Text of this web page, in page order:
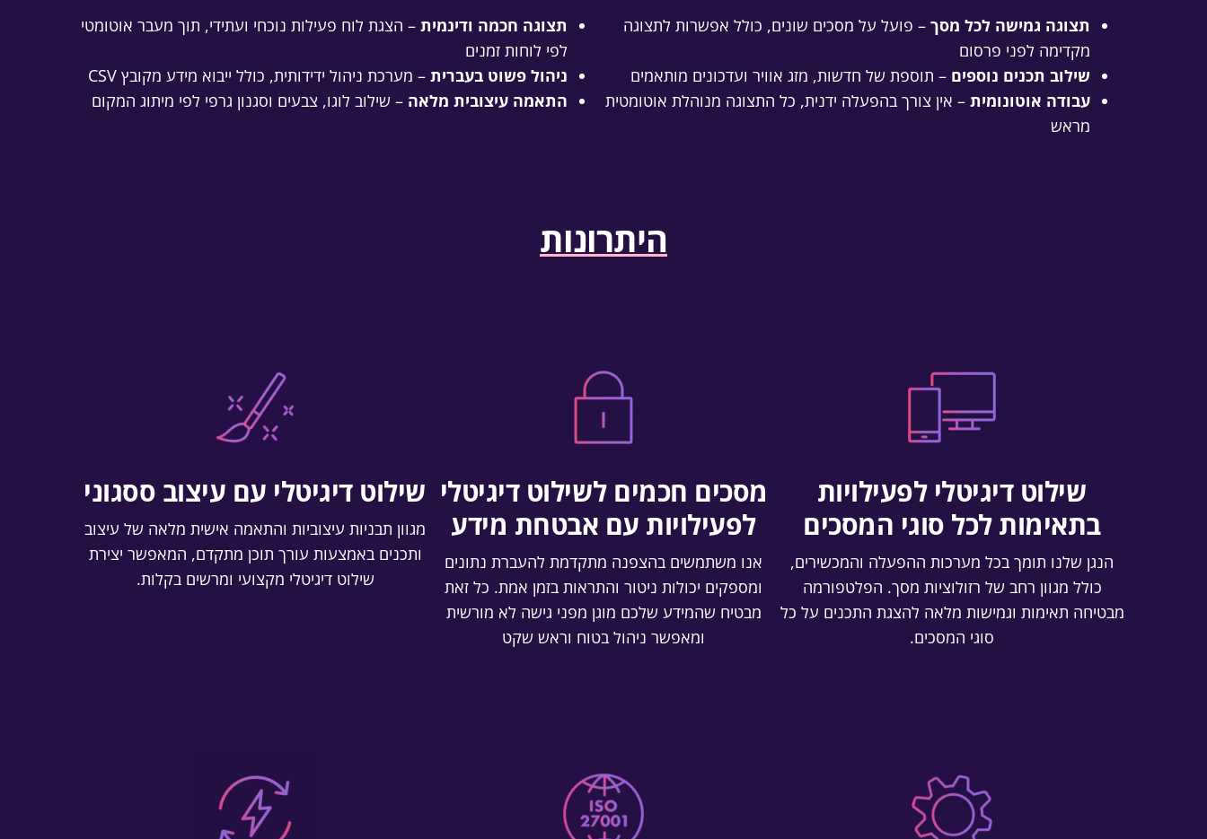
תצוגה גמישה לכל מסך – פועל על מסכים שונים, כולל אפשרות לתצוגה
מקדימה לפני פרסום
שילוב תכנים נוספים – תוספת של חדשות, מזג אוויר ועדכונים מותאמים
עבודה אוטונומית – אין צורך בהפעלה ידנית, כל התצוגה מנוהלת אוטומטית
מראש
תצוגה חכמה ודינמית – הצגת לוח פעילות נוכחי ועתידי, תוך מעבר אוטומטי
לפי לוחות זמנים
ניהול פשוט בעברית – מערכת ניהול ידידותית, כולל ייבוא מידע מקובץ CSV
התאמה עיצובית מלאה – שילוב לוגו, צבעים וסגנון גרפי לפי מיתוג המקום
היתרונות
שילוט דיגיטלי לפעילויות
בתאימות לכל סוגי המסכים
הנגן שלנו תומך בכל מערכות ההפעלה והמכשירים,
כולל מגוון רחב של רזולוציות מסך. הפלטפורמה
מבטיחה תאימות וגמישות מלאה להצגת התכנים על כל
סוגי המסכים.
מסכים חכמים לשילוט דיגיטלי
לפעילויות עם אבטחת מידע
אנו משתמשים בהצפנה מתקדמת להעברת נתונים
ומספקים יכולות ניטור והתראות בזמן אמת. כל זאת
מבטיח שהמידע שלכם מוגן מפני גישה לא מורשית
ומאפשר ניהול בטוח וראש שקט
שילוט דיגיטלי עם עיצוב ססגוני‎
מגוון תבניות עיצוביות והתאמה אישית מלאה של עיצוב
ותכנים באמצעות עורך תוכן מתקדם, המאפשר יצירת
שילוט דיגיטלי מקצועי ומרשים בקלות.